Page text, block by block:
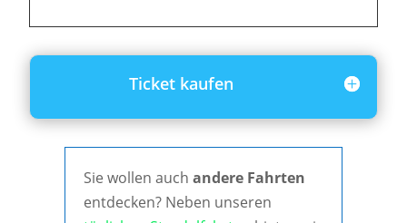
Ticket kaufen
Sie wollen auch andere Fahrten
entdecken? Neben unseren